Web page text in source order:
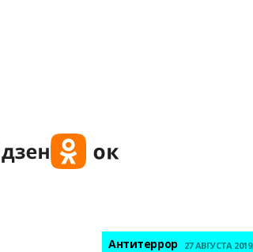
Антитеррор 27 АВГУСТА